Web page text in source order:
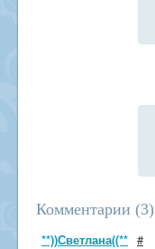
Комментарии (3)
**))Светлана((** #